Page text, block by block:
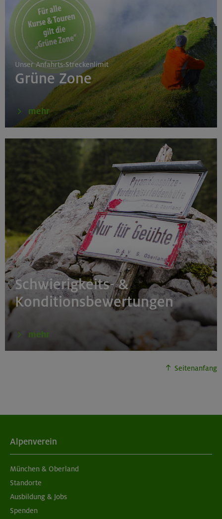
Unser Anfahrts-Streckenlimit
Grüne Zone
mehr
Schwierigkeits- &
Konditionsbewertungen
mehr
Seitenanfang
Alpenverein
München & Oberland
Standorte
Ausbildung & Jobs
Spenden